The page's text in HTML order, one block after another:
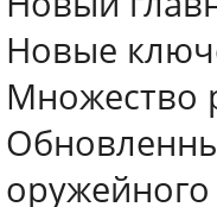
Новые
Множество
оружейного